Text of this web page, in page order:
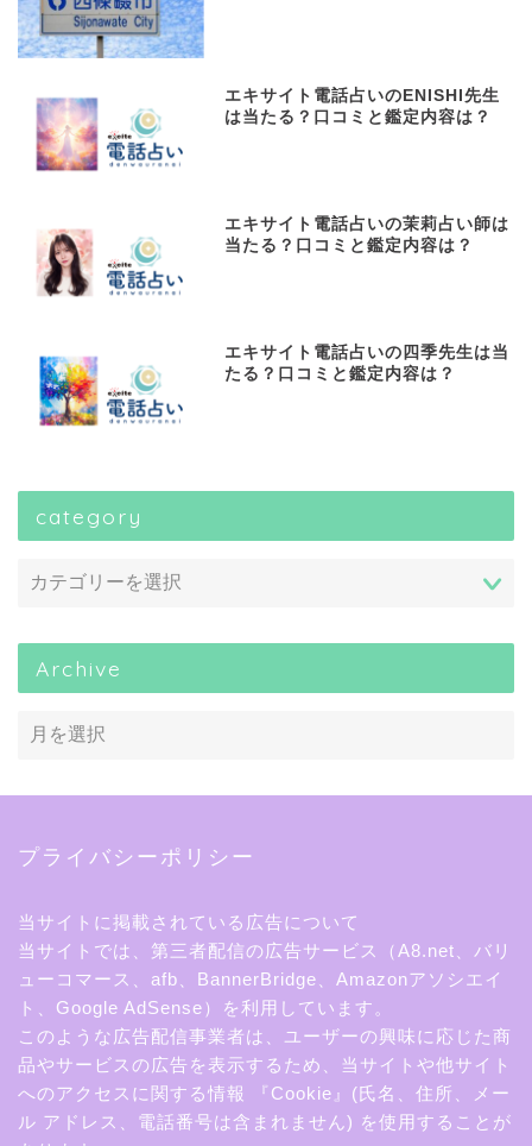
エキサイト電話占いのENISHI先生
は当たる？口コミと鑑定内容は？
エキサイト電話占いの茉莉占い師は
当たる？口コミと鑑定内容は？
エキサイト電話占いの四季先生は当
たる？口コミと鑑定内容は？
category
Archive
プライバシーポリシー
当サイトに掲載されている広告について
当サイトでは、第三者配信の広告サービス（A8.net、バリ
ューコマース、afb、BannerBridge、Amazonアソシエイ
ト、Google AdSense）を利用しています。
このような広告配信事業者は、ユーザーの興味に応じた商
品やサービスの広告を表示するため、当サイトや他サイト
へのアクセスに関する情報 『Cookie』(氏名、住所、メー
ル アドレス、電話番号は含まれません) を使用することが